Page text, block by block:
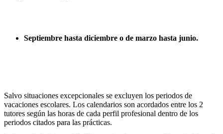
Septiembre hasta diciembre o de marzo hasta junio.
Salvo situaciones excepcionales se excluyen los periodos de
vacaciones escolares. Los calendarios son acordados entre los 2
tutores según las horas de cada perfil profesional dentro de los
periodos citados para las prácticas.